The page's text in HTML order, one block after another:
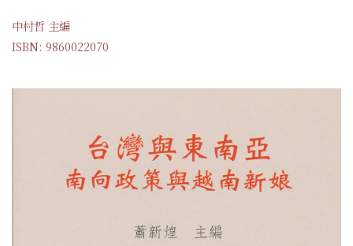
中村哲 主編
ISBN: 9860022070